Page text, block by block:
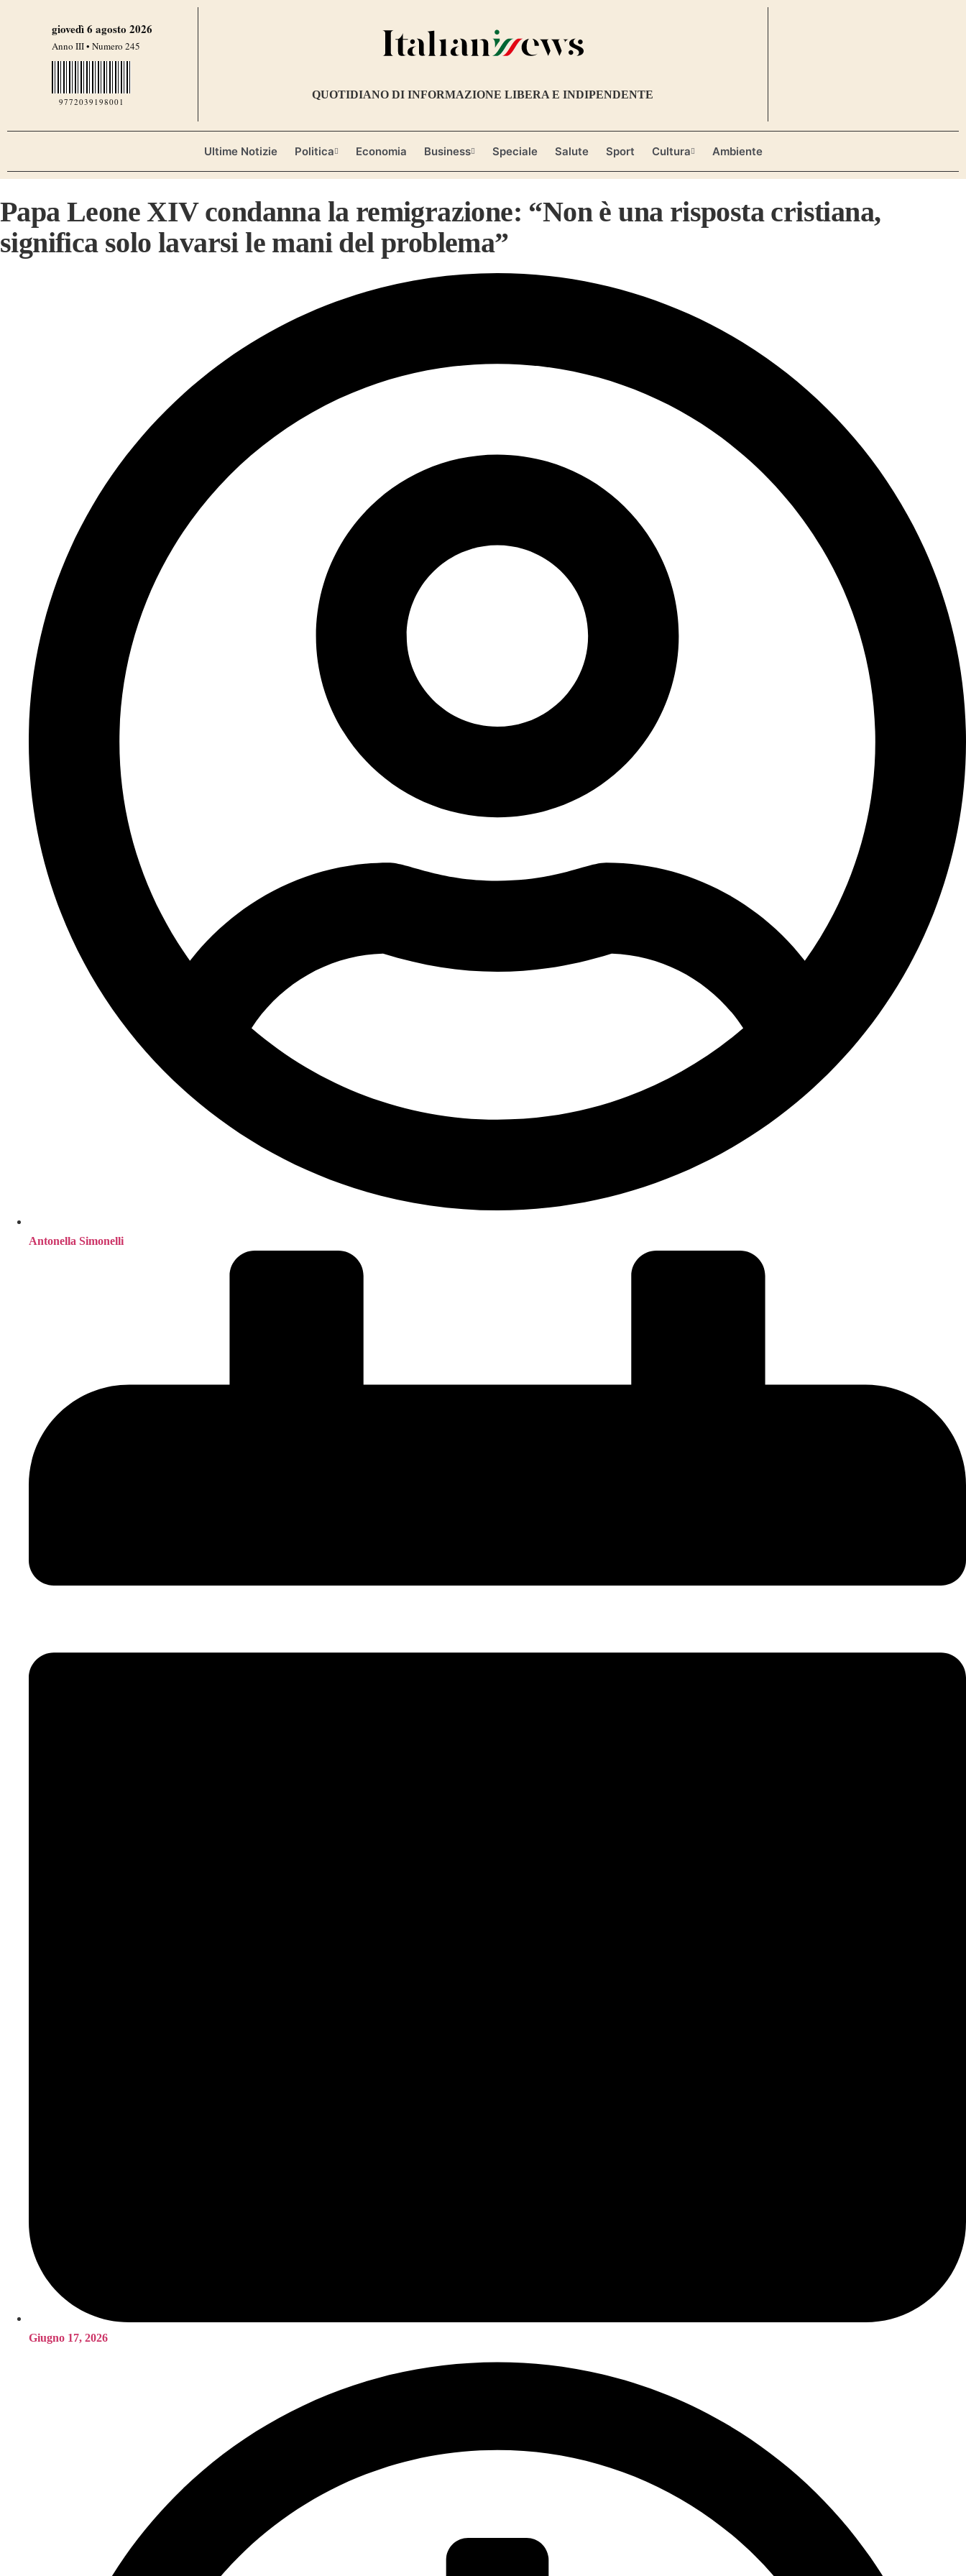
giovedì 6 agosto 2026
Anno III • Numero 245
9772039198001
QUOTIDIANO DI INFORMAZIONE LIBERA E INDIPENDENTE
Ultime Notizie Politica Economia Business Speciale Salute Sport Cultura Ambiente
Papa Leone XIV condanna la remigrazione: “Non è una risposta cristiana,
significa solo lavarsi le mani del problema”
Antonella Simonelli
Giugno 17, 2026